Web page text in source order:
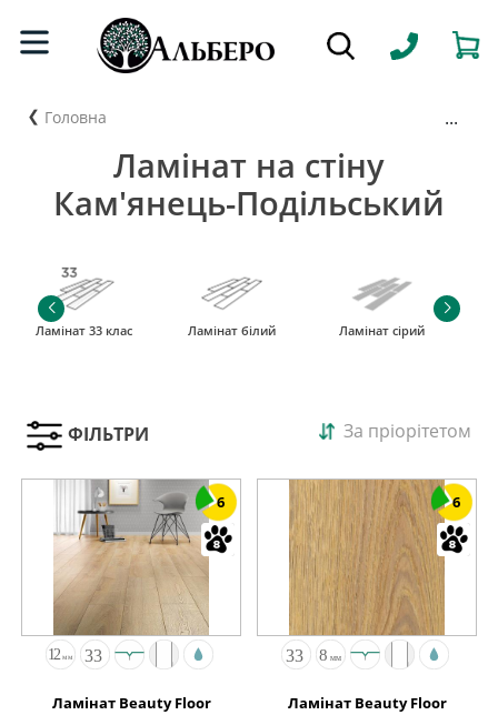
Головна ...
Ламінат на стіну
Кам'янець-Подільський
Ламінат 33 клас Ламінат білий Ламінат сірий
ФІЛЬТРИ За пріорітетом
6
Ламінат Beauty Floor
6
Ламінат Beauty Floor